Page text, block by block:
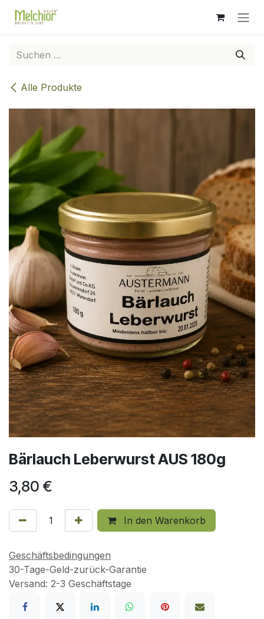
Zum Inhalt springen
Alle Produkte
Bärlauch Leberwurst AUS 180g
3,80 €
In den Warenkorb
Geschäftsbedingungen
30-Tage-Geld-zurück-Garantie
Versand: 2-3 Geschäftstage